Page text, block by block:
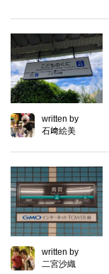
written by
石﨑絵美
written by
二宮沙織